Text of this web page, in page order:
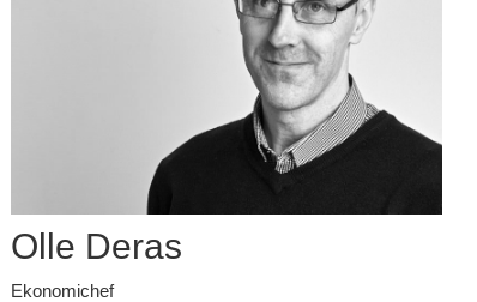
Olle Deras
Ekonomichef